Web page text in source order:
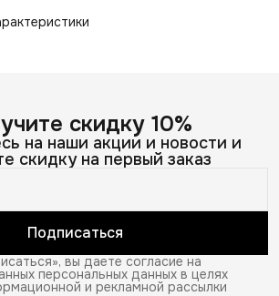
скидку 10%
на наши акции и новости и
скидку на первый заказ
Подписаться
вы даете согласие на
персональных данных в целях
и рекламной рассылки